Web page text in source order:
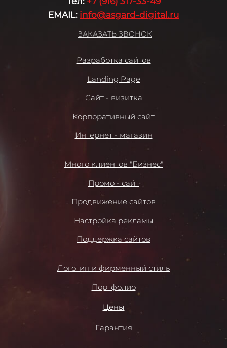
EMAIL: info@asgard-digital.ru
ЗАКАЗАТЬ ЗВОНОК
Разработка сайтов
Landing Page
Сайт - визитка
Корпоративный сайт
Интернет - магазин
Много клиентов "Бизнес"
Промо - сайт
Продвижение сайтов
Настройка рекламы
Поддержка сайтов
Логотип и фирменный стиль
Портфолио
Цены
Гарантия